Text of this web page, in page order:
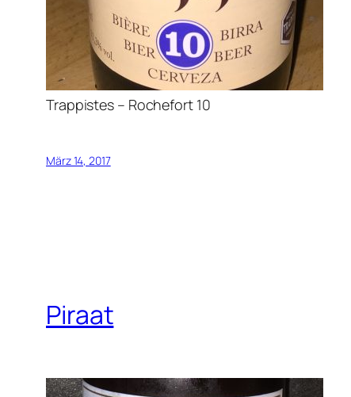
Trappistes – Rochefort 10
März 14, 2017
Piraat